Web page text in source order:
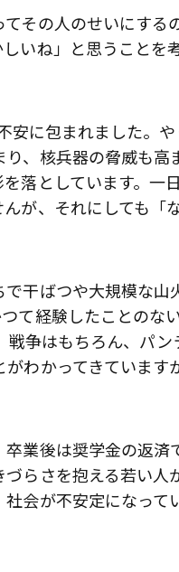
その人のせいにする
いね」と思うことを
安に包まれました。や
、核兵器の脅威も高
落としています。一
が、それにしても「
で干ばつや大規模な山
て経験したことのな
戦争はもちろん、パン
わかってきています
業後は奨学金の返済
らさを抱える若い人
会が不安定になって